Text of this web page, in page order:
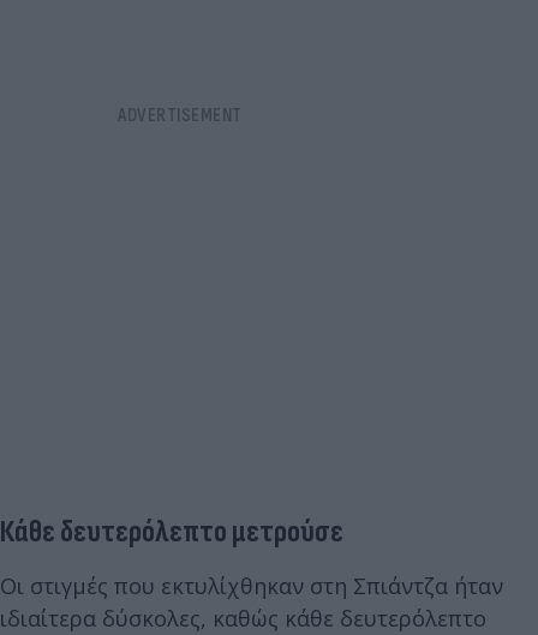
Κάθε δευτερόλεπτο μετρούσε
Οι στιγμές που εκτυλίχθηκαν στη Σπιάντζα ήταν
ιδιαίτερα δύσκολες, καθώς κάθε δευτερόλεπτο